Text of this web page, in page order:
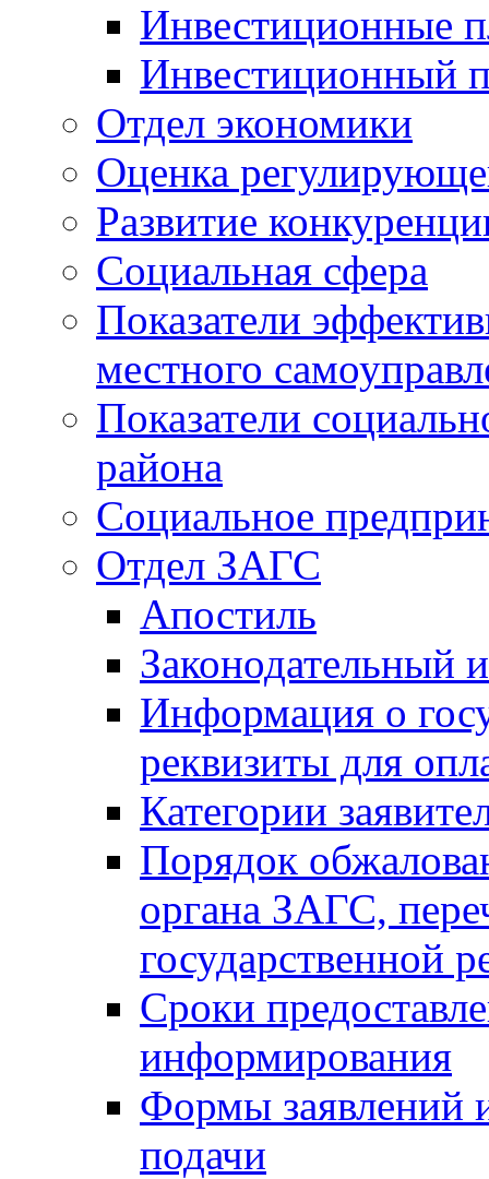
Инвестиционные
Инвестиционный
Отдел экономики
Оценка
Развитие
Социальная сфера
Показатели
местного
Показатели
района
Социальное
Отдел ЗАГС
Апостиль
Законодательный
Информация о
реквизиты для
Категории
Порядок
органа ЗАГС,
государственной
Сроки
информирования
Формы заявлений
подачи